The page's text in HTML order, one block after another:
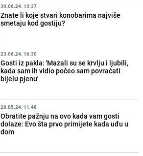
30.06.24. 10:37
Znate li koje stvari konobarima najviše
smetaju kod gostiju?
23.06.24. 16:30
Gosti iz pakla: 'Mazali su se krvlju i ljubili,
kada sam ih vidio počeo sam povraćati
bijelu pjenu'
28.05.24. 11:48
Obratite pažnju na ovo kada vam gosti
dolaze: Evo šta prvo primijete kada uđu u
dom